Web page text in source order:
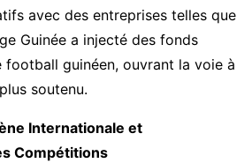
avec des entreprises telles que
Guinée a injecté des fonds
football guinéen, ouvrant la voie à
soutenu.
Internationale et
Compétitions